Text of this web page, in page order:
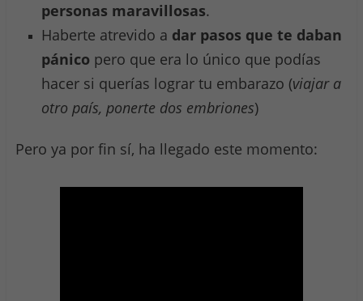
personas maravillosas.
Haberte atrevido a dar pasos que te daban
pánico pero que era lo único que podías
hacer si querías lograr tu embarazo (viajar a
otro país, ponerte dos embriones)
Pero ya por fin sí, ha llegado este momento: